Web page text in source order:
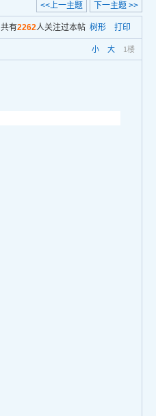
下一主题 >>
<<上一主题
共有2262人关注过本帖 树形 打印
小 大 1楼